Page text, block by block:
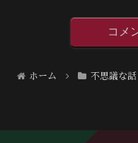
コメ
ホーム 不思議な話